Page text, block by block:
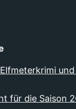
für die Saison